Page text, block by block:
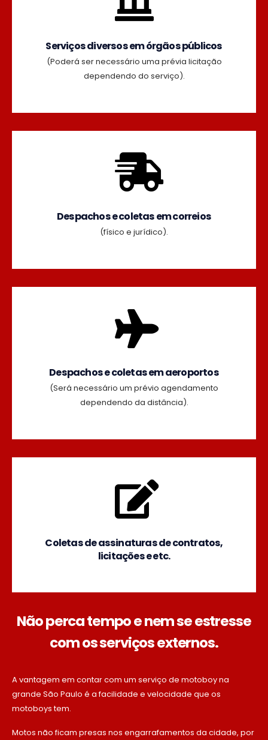
Serviços diversos em órgãos públicos
(Poderá ser necessário uma prévia licitação
dependendo do serviço).
Despachos e coletas em correios
(físico e jurídico).
Despachos e coletas em aeroportos
(Será necessário um prévio agendamento
dependendo da distância).
Coletas de assinaturas de contratos,
licitações e etc.
Não perca tempo e nem se estresse
com os serviços externos.
A vantagem em contar com um serviço de motoboy na
grande São Paulo é a facilidade e velocidade que os
motoboys tem.
Motos não ficam presas nos engarrafamentos da cidade, por